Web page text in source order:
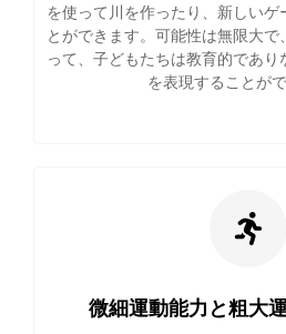
を使って川を作ったり、新しいゲ
とができます。可能性は無限大で
って、子どもたちは教育的であ
を表現することがで
微細運動能力と粗大